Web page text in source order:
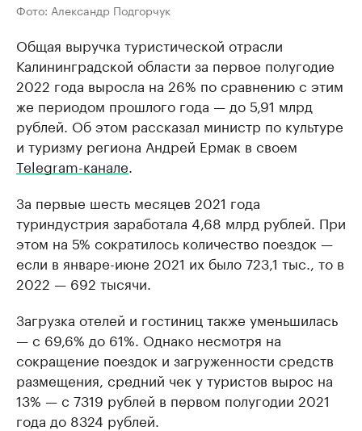
Фото: Александр Подгорчук
Общая выручка туристической отрасли
Калининградской области за первое полугодие
2022 года выросла на 26% по сравнению с этим
же периодом прошлого года — до 5,91 млрд
рублей. Об этом рассказал министр по культуре
и туризму региона Андрей Ермак в своем
Telegram-канале
За первые шесть месяцев 2021 года
туриндустрия заработала 4,68 млрд рублей. При
этом на 5% сократилось количество поездок —
если в январе-июне 2021 их было 723,1 тыс., то в
2022 — 692 тысячи.
Загрузка отелей и гостиниц также уменьшилась
— с 69,6% до 61%. Однако несмотря на
сокращение поездок и загруженности средств
размещения, средний чек у туристов вырос на
13% — с 7319 рублей в первом полугодии 2021
года до 8324 рублей.